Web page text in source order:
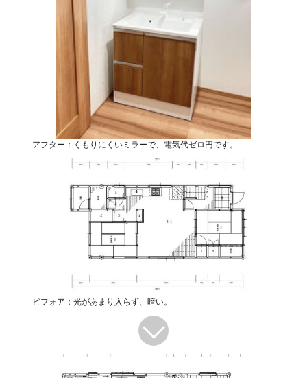
アフター：くもりにくいミラーで、電気代ゼロ円です。
ビフォア：光があまり入らず、暗い。